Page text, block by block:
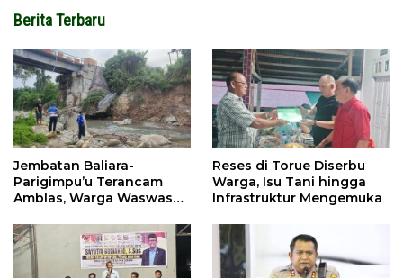
Berita Terbaru
Jembatan Baliara-
Parigimpu’u Terancam
Amblas, Warga Waswas
Reses di Torue Diserbu
Warga, Isu Tani hingga
Infrastruktur Mengemuka